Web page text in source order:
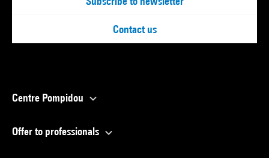
Contact us
Centre Pompidou
Offer to professionals